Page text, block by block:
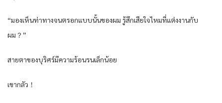
“มองเห็นท่าทางจนตรอกแบบนั้นของผม รู้สึกเสียใจไหมที่แต่งงานกับ
ผม？”
สายตาของบุริศร์มีความร้อนรนเล็กน้อย
เขากลัว！